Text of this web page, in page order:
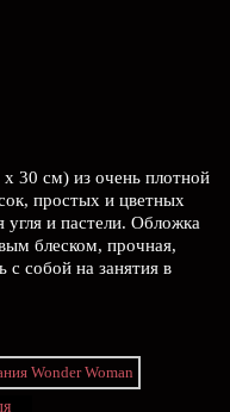
30 см) из очень плотной
простых и цветных
и пастели. Обложка
блеском, прочная,
собой на занятия в